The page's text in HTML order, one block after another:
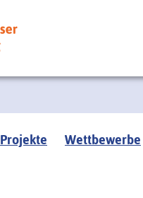
Projekte Wettbewerbe